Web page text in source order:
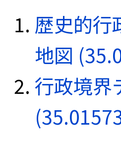
歴史的行
地図
行政境界